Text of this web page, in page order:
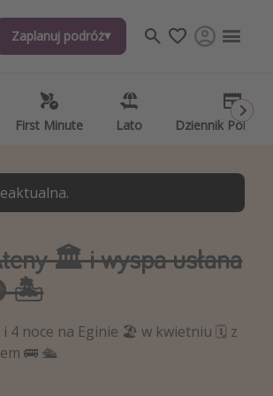
Zaplanuj podróż
First Minute Lato Dziennik
Zaplanuj podróż
First Minute Lato Dziennik
podróżnicze
🏛️ i wyspa usłana
🏝️
i 4 noce na Eginie 🏖️ w kwietniu 🗓️ z
🚌 🛳️